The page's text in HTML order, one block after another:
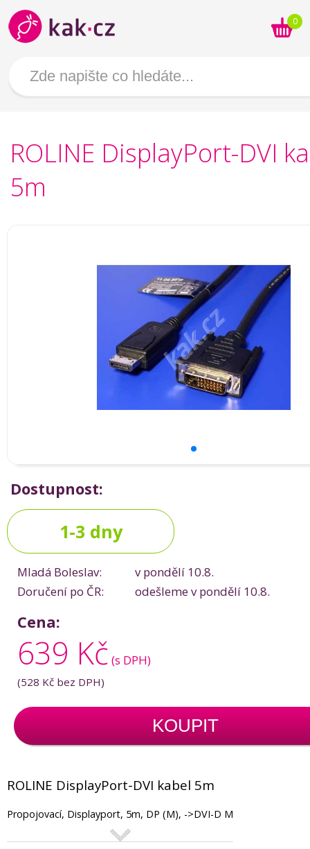
0
ROLINE DisplayPort-DVI
5m
Dostupnost:
1-3 dny
Mladá Boleslav:
v pondělí 10.8.
Doručení po ČR:
odešleme v pondělí 10.8.
Cena:
639 Kč (s DPH)
(528 Kč bez DPH)
KOUPIT
ROLINE DisplayPort-DVI kabel 5m
Propojovací, Displayport, 5m, DP (M), ->DVI-D M